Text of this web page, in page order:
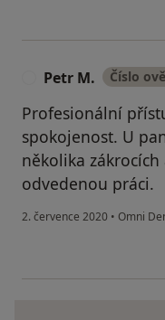
Petr M. Číslo
Profesionální
spokojenost. U
několika
odvedenou práci.
2. července 2020 • Omni